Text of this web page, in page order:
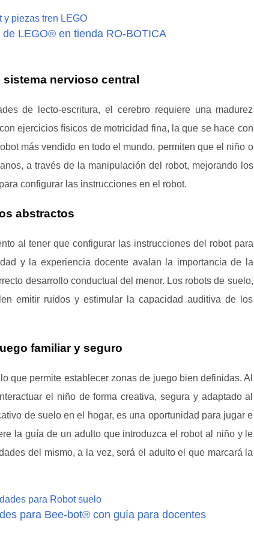
LEGO® en tienda RO-BOTICA
nervioso central
de lecto-escritura, el cerebro requiere una madurez
ejercicios físicos de motricidad fina, la que se hace con
más vendido en todo el mundo, permiten que el niño o
a través de la manipulación del robot, mejorando los
configurar las instrucciones en el robot.
abstractos
al tener que configurar las instrucciones del robot para
y la experiencia docente avalan la importancia de la
desarrollo conductual del menor. Los robots de suelo,
emitir ruidos y estimular la capacidad auditiva de los
familiar y seguro
que permite establecer zonas de juego bien definidas. Al
el niño de forma creativa, segura y adaptado al
de suelo en el hogar, es una oportunidad para jugar e
la guía de un adulto que introduzca el robot al niño y le
del mismo, a la vez, será el adulto el que marcará la
para Bee-bot® con guía para docentes